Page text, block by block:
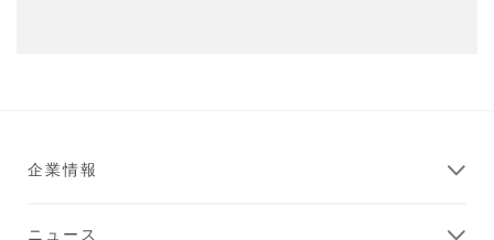
企業情報
ニュース